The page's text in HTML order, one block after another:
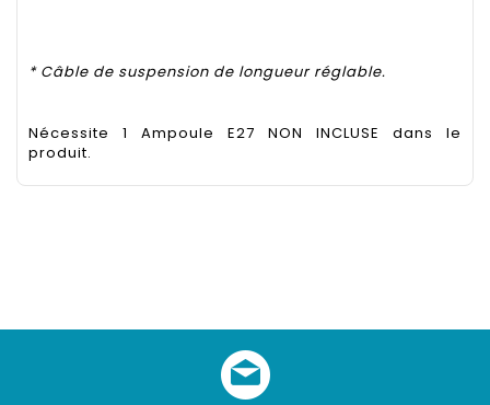
* Câble de suspension de longueur réglable.
Nécessite 1 Ampoule E27 NON INCLUSE dans le
produit.